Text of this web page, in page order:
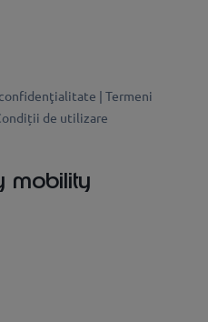
| Termeni
de utilizare
mobility